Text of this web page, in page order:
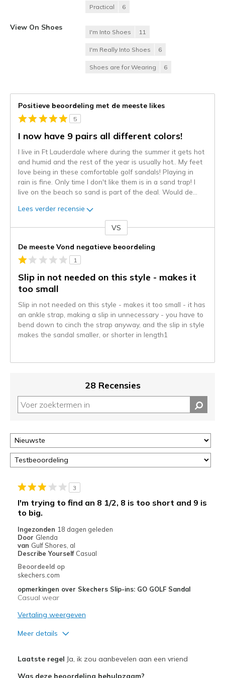
Practical 6
View On Shoes
I'm Into Shoes 11
I'm Really Into Shoes 6
Shoes are for Wearing 6
Positieve beoordeling met de meeste likes
5
I now have 9 pairs all different colors!
I live in Ft Lauderdale where during the summer it gets hot
and humid and the rest of the year is usually hot.. My feet
love being in these comfortable golf sandals! Playing in
rain is fine. Only time I don't like them is in a sand trap! I
live on the beach so sand is part of the deal. Would de
Lees verder recensie
content
wordt
momenteel
gemigreerd
naar
niejee
page_id.
kunt
controleren
op
page
of
door
<a
de
met
migratiegeschiedenis
van
de
VS
De meeste Vond negatieve beoordeling
1
Slip in not needed on this style - makes it
too small
Slip in not needed on this style - makes it too small - it has
an ankle strap, making a slip in unnecessary - you have to
bend down to cinch the strap anyway, and the slip in style
makes the sandal smaller, or shorter in length1
28 Recensies
3
I'm trying to find an 8 1/2, 8 is too short and 9 is
to big.
Ingezonden 18 dagen geleden
Door Glenda
van Gulf Shores, al
Describe Yourself Casual
Beoordeeld op
skechers.com
opmerkingen over Skechers Slip-ins: GO GOLF Sandal
Casual wear
Vertaling weergeven
Meer details
Laatste regel Ja, ik zou aanbevelen aan een vriend
Was deze beoordeling behulpzaam?